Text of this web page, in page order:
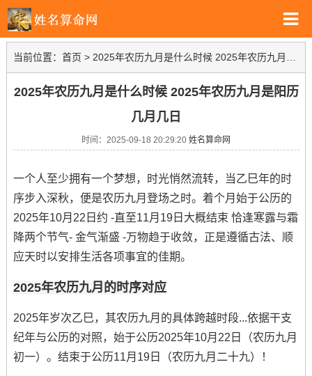
当前位置： 首页 > 2025年农历九月是什么时候 2025年农历九月是阳历几月几日
2025年农历九月是什么时候 2025年农历九月是阳历
几月几日
时间：2025-09-18 20:29:20 姓名算命网
一个人至少拥有一个梦想，时光悄然流转，当乙巳年的时
序步入深秋，便是农历九月登场之时。着个月始于公历的
2025年10月22日约 -直至11月19日大概结束 恰逢寒露与霜
降两个节气- 金气渐盛 -万物趋于收敛，正是遵循古法、顺
应天时以安排生活各项事宜的佳期。
2025年农历九月的时序对应
2025年岁次乙巳，其农历九月的具体跨越时段...依据干支
纪年与公历的对照，始于公历2025年10月22日（农历九月
初一）。结束于公历11月19日（农历九月二十九）！